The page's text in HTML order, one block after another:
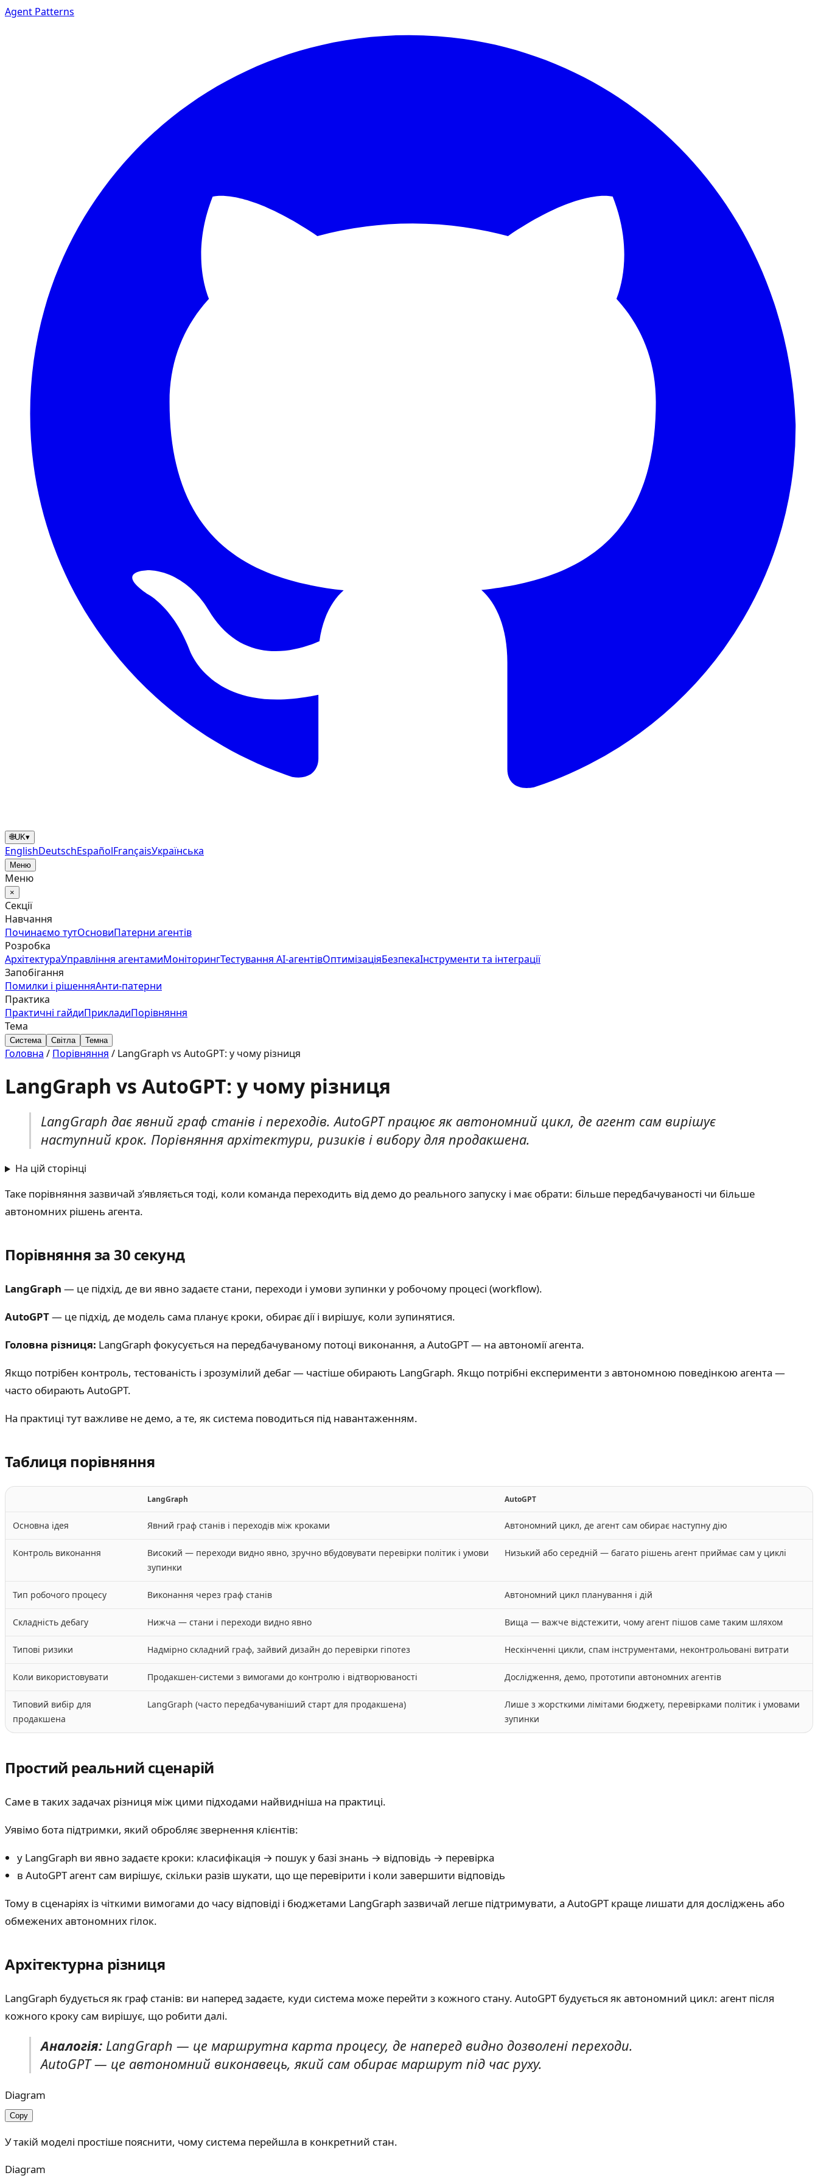
Agent Patterns
🌐UK▾
EnglishDeutschEspañolFrançaisУкраїнська
Меню
Меню
×
Секції
Навчання
Починаємо тутОсновиПатерни агентів
Розробка
АрхітектураУправління агентамиМоніторингТестування AI-агентівОптимізаціяБезпекаІнструменти та інтеграції
Запобігання
Помилки і рішенняАнти‑патерни
Практика
Практичні гайдиПрикладиПорівняння
Тема
Система Світла Темна
Головна / Порівняння / LangGraph vs AutoGPT: у чому різниця
LangGraph vs AutoGPT: у чому різниця
LangGraph дає явний граф станів і переходів. AutoGPT працює як автономний цикл, де агент сам вирішує
наступний крок. Порівняння архітектури, ризиків і вибору для продакшена.
На цій сторінці
Таке порівняння зазвичай з’являється тоді, коли команда переходить від демо до реального запуску і має обрати: більше передбачуваності чи більше
автономних рішень агента.
Порівняння за 30 секунд
LangGraph — це підхід, де ви явно задаєте стани, переходи і умови зупинки у робочому процесі (workflow).
AutoGPT— це підхід, де модель сама планує кроки, обирає дії і вирішує, коли зупинятися.
Головна різниця: LangGraph фокусується на передбачуваному потоці виконання, а AutoGPT — на автономії агента.
Якщо потрібен контроль, тестованість і зрозумілий дебаг — частіше обирають LangGraph. Якщо потрібні експерименти з автономною поведінкою агента —
часто обирають AutoGPT.
На практиці тут важливе не демо, а те, як система поводиться під навантаженням.
Таблиця порівняння
LangGraph AutoGPT
Основна ідея Явний граф станів і переходів між кроками Автономний цикл, де агент сам обирає наступну дію
Контроль виконання
Високий — переходи видно явно, зручно вбудовувати перевірки політик і умови
зупинки
Низький або середній — багато рішень агент приймає сам у циклі
Тип робочого процесу Виконання через граф станів Автономний цикл планування і дій
Складність дебагу Нижча — стани і переходи видно явно Вища — важче відстежити, чому агент пішов саме таким шляхом
Типові ризики Надмірно складний граф, зайвий дизайн до перевірки гіпотез Нескінченні цикли, спам інструментами, неконтрольовані витрати
Коли використовувати Продакшен-системи з вимогами до контролю і відтворюваності Дослідження, демо, прототипи автономних агентів
Типовий вибір для
продакшена
LangGraph (часто передбачуваніший старт для продакшена)
Лише з жорсткими лімітами бюджету, перевірками політик і умовами
зупинки
Простий реальний сценарій
Саме в таких задачах різниця між цими підходами найвидніша на практиці.
Уявімо бота підтримки, який обробляє звернення клієнтів:
у LangGraph ви явно задаєте кроки: класифікація → пошук у базі знань → відповідь → перевірка
в AutoGPT агент сам вирішує, скільки разів шукати, що ще перевірити і коли завершити відповідь
Тому в сценаріях із чіткими вимогами до часу відповіді і бюджетами LangGraph зазвичай легше підтримувати, а AutoGPT краще лишати для досліджень або
обмежених автономних гілок.
Архітектурна різниця
LangGraph будується як граф станів: ви наперед задаєте, куди система може перейти з кожного стану. AutoGPT будується як автономний цикл: агент після
кожного кроку сам вирішує, що робити далі.
Аналогія: LangGraph — це маршрутна карта процесу, де наперед видно дозволені переходи.
AutoGPT — це автономний виконавець, який сам обирає маршрут під час руху.
Diagram
Copy
У такій моделі простіше пояснити, чому система перейшла в конкретний стан.
Diagram